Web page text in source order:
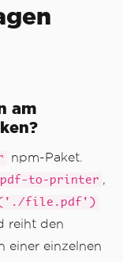
am
npm-Paket.
to-printer ,
file.pdf')
reiht den
einer einzelnen